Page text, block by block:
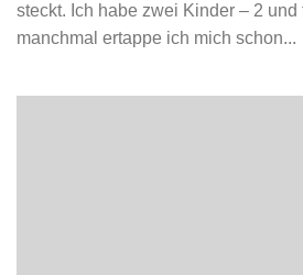
steckt. Ich habe zwei Kinder – 2 und
manchmal ertappe ich mich schon...